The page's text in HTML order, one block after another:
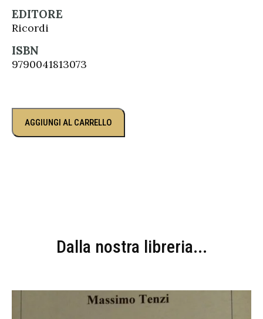
EDITORE
Ricordi
ISBN
9790041813073
AGGIUNGI AL CARRELLO
Dalla nostra libreria...